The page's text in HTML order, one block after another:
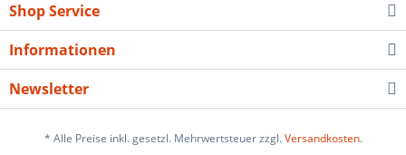
Shop Service
Informationen
Newsletter
* Alle Preise inkl. gesetzl. Mehrwertsteuer zzgl.Versandkosten.